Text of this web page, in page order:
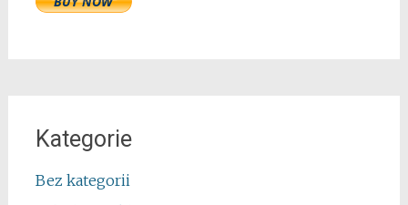
Kategorie
Bez kategorii